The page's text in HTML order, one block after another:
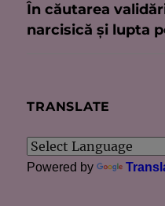
Articolul
următor:
În căutarea
narcisică și lupta
TRANSLATE
Powered by